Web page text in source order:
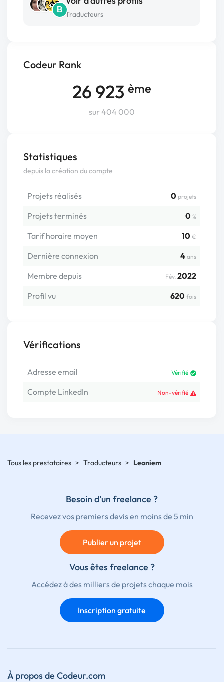
Codeur Rank
26 923 ème
sur 404 000
Statistiques
depuis la création du compte
Projets réalisés 0 projets
Projets terminés 0 %
Tarif horaire moyen 10 €
Dernière connexion 4 ans
Membre depuis Fév. 2022
Profil vu
620 fois
Vérifications
Adresse email Vérifié
Compte LinkedIn Non-vérifié
B
Traducteurs
Tous les prestataires > Traducteurs > Leoniem
Besoin d'un freelance ?
Recevez vos premiers devis en moins de 5 min
Publier un projet
Vous êtes freelance ?
Accédez à des milliers de projets chaque mois
Inscription gratuite
À propos de Codeur.com